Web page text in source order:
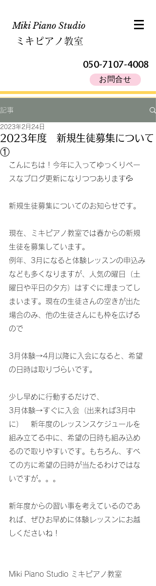
Miki Piano Studio​
ミキピアノ教室
050-7107-4008
お問合せ
記事
2023年度 新規生徒募集について
①
2023年2月24日
こんにちは！今年に入ってゆっくりペー
スなブログ更新になりつつあります💦
新規生徒募集についてのお知らせです。
現在、ミキピアノ教室では春からの新規
生徒を募集しています。
例年、3月になると体験レッスンの申込み
なども多くなりますが、人気の曜日（土
曜日や平日の夕方）はすぐに埋まってし
まいます。現在の生徒さんの空きが出た
場合のみ、他の生徒さんにも枠を広げる
ので
3月体験→4月以降に入会になると、希望
の日時は取りづらいです。
少し早めに行動するだけで、
3月体験→すぐに入会（出来れば3月中
に）　新年度のレッスンスケジュールを
組み立てる中に、希望の日時も組み込め
るので取りやすいです。もちろん、すべ
ての方に希望の日時が当たるわけではな
いですが。。。
新年度からの習い事を考えているのであ
れば、ぜひお早めに体験レッスンにお越
しくださいね！
Miki Piano Studio ミキピアノ教室